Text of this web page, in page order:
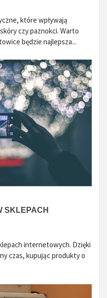
które wpływają
czy paznokci. Warto
będzie najlepsza...
SKLEPACH
internetowych. Dzięki
czas, kupując produkty o